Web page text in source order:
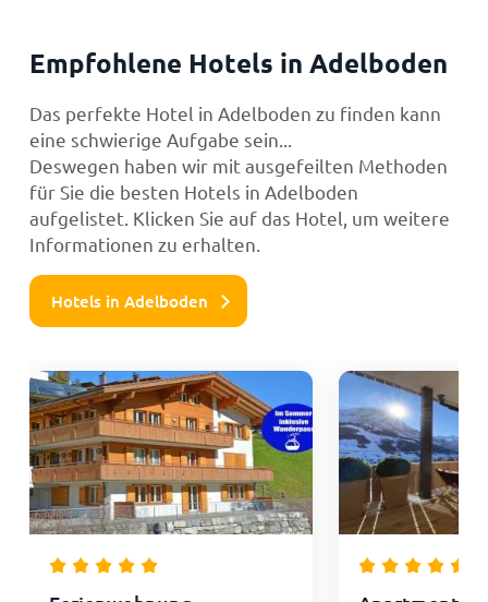
Empfohlene Hotels in Adelboden
Das perfekte Hotel in Adelboden zu finden kann
eine schwierige Aufgabe sein...
Deswegen haben wir mit ausgefeilten Methoden
für Sie die besten Hotels in Adelboden
aufgelistet. Klicken Sie auf das Hotel, um weitere
Informationen zu erhalten.
Hotels in Adelboden